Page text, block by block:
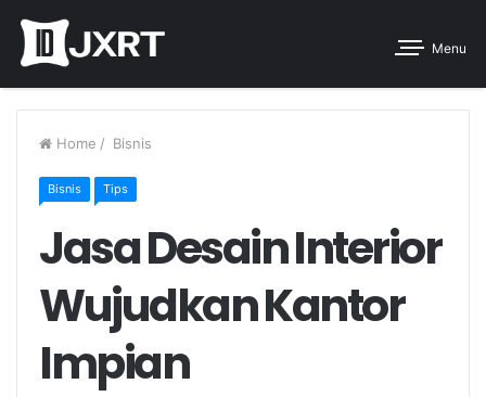
Menu
Home / Bisnis
Bisnis Tips
Jasa Desain Interior
Wujudkan Kantor
Impian